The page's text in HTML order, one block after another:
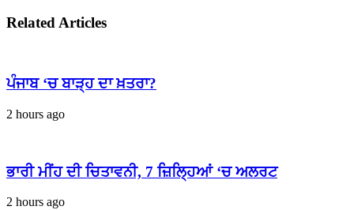
Related Articles
ਪੰਜਾਬ ‘ਚ ਬਾੜ੍ਹ ਦਾ ਖ਼ਤਰਾ?
2 hours ago
ਭਾਰੀ ਮੀਂਹ ਦੀ ਚਿਤਾਵਨੀ, 7 ਜ਼ਿਲ੍ਹਿਆਂ ‘ਚ ਅਲਰਟ
2 hours ago